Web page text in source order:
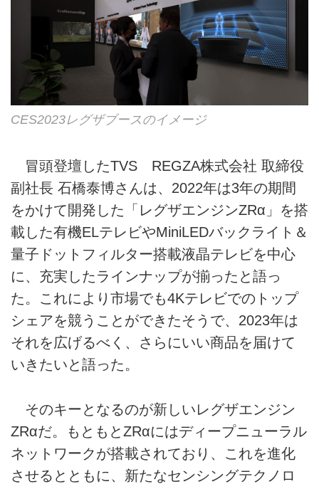
CES2023レグザブースのイメージ
冒頭登壇したTVS REGZA株式会社 取締役
副社長 石橋泰博さんは、2022年は3年の期間
をかけて開発した「レグザエンジンZRα」を搭
載した有機ELテレビやMiniLEDバックライト＆
量子ドットフィルター搭載液晶テレビを中心
に、充実したラインナップが揃ったと語っ
た。これにより市場でも4Kテレビでのトップ
シェアを競うことができたそうで、2023年は
それを広げるべく、さらにいい商品を届けて
いきたいと語った。
そのキーとなるのが新しいレグザエンジン
ZRαだ。もともとZRαにはディープニューラル
ネットワークが搭載されており、これを進化
させるとともに、新たなセンシングテクノロ